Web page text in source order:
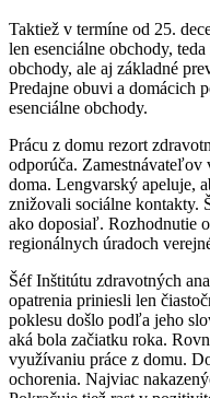
Taktiež v termíne od 25.
len esenciálne obchody,
obchody, ale aj základné
Predajne obuvi a domácich
esenciálne obchody.
Prácu z domu rezort
odporúča.
doma. Lengvarský apeluje,
znižovali sociálne
ako doposiaľ. Rozhodnutie
regionálnych úradoch
Šéf Inštitútu zdravotných
opatrenia priniesli len
poklesu došlo podľa jeho
aká bola začiatku roka.
využívaniu práce z domu.
ochorenia. Najviac